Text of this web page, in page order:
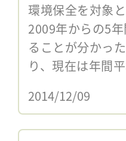
環境保全を対象
2009年からの5
ることが分かっ
り、現在は年間
2014/12/09